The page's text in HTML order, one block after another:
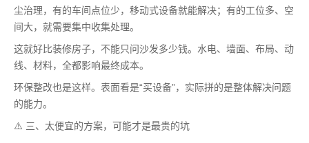
尘治理，有的车间点位少，移动式设备就能解决；有的工位多、空
间大，就需要集中收集处理。
这就好比装修房子，不能只问沙发多少钱。水电、墙面、布局、动
线、材料，全都影响最终成本。
环保整改也是这样。表面看是“买设备”，实际拼的是整体解决问题
的能力。
⚠️ 三、太便宜的方案，可能才是最贵的坑